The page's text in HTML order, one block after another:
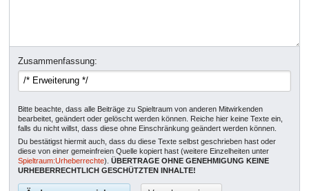
Zusammenfassung:
Bitte beachte, dass alle Beiträge zu Spieltraum von anderen Mitwirkenden
bearbeitet, geändert oder gelöscht werden können. Reiche hier keine Texte ein,
falls du nicht willst, dass diese ohne Einschränkung geändert werden können.
Du bestätigst hiermit auch, dass du diese Texte selbst geschrieben hast oder
diese von einer gemeinfreien Quelle kopiert hast (weitere Einzelheiten unter
Spieltraum:Urheberrechte).ÜBERTRAGE OHNE GENEHMIGUNG KEINE
URHEBERRECHTLICH GESCHÜTZTEN INHALTE!